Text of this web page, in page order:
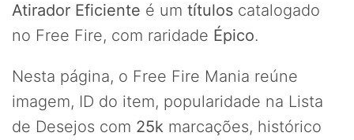
Atirador Eficiente é um títulos catalogado
no Free Fire, com raridade Épico.
Nesta página, o Free Fire Mania reúne
imagem, ID do item, popularidade na Lista
de Desejos com 25k marcações, histórico